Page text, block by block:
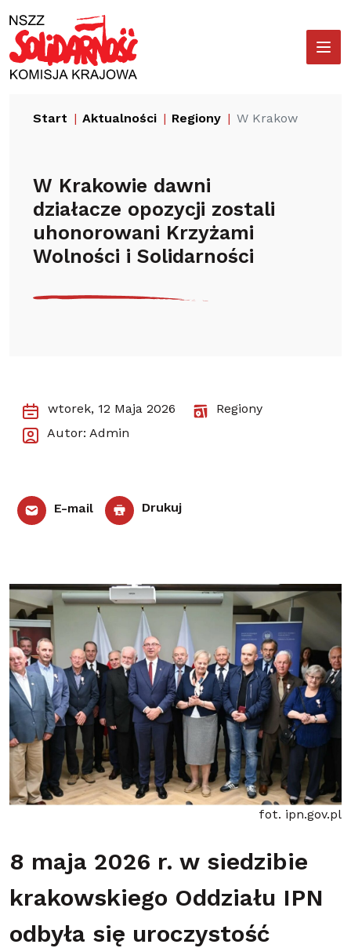
do
treści
Start Aktualności Regiony W Krakowie
W Krakowie dawni
działacze opozycji zostali
uhonorowani Krzyżami
Wolności i Solidarności
wtorek, 12 Maja 2026
Regiony
Autor: Admin
E-mail Drukuj
fot. ipn.gov.pl
8 maja 2026 r. w siedzibie
krakowskiego Oddziału IPN
odbyła się uroczystość